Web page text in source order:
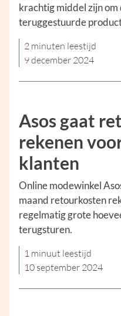
krachtig middel zijn om
teruggestuurde
2 minuten leestijd
9 december 2024
Asos gaat
rekenen
klanten
Online modewinkel
maand retourkosten
regelmatig grote
terugsturen.
1 minuut leestijd
10 september 2024